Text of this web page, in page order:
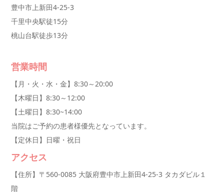
豊中市上新田4-25-3
千里中央駅徒15分
桃山台駅徒歩13分
営業時間
【月・火・水・金】8:30～20:00
【木曜日】8:30～12:00
【土曜日】8:30~14:00
当院はご予約の患者様優先となっています。
【定休日】日曜・祝日
アクセス
【住所】〒560-0085 大阪府豊中市上新田4-25-3 タカダビル１
階